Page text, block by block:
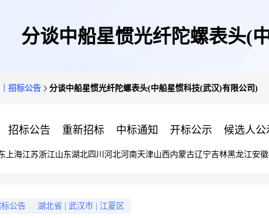
分谈中船星惯光纤陀螺表头(
招标公告 分谈中船星惯光纤陀螺表头(中船星惯科技(武汉)有限公司)
招标公告 重新招标 中标通知 开标公示 候选人公
上海江苏浙江山东湖北四川 河北河南天津山西内蒙古辽宁吉林黑龙江安徽
公告 湖北省 武汉市 江夏区